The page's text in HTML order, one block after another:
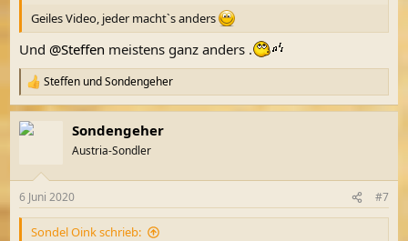
Geiles Video, jeder macht`s anders
Und @Steffen meistens ganz anders .
R
e
a
k
e
n
Steffen undSondengeher
Sondengeher
Austria-Sondler
6 Juni 2020 #7
Sondel Oink schrieb: